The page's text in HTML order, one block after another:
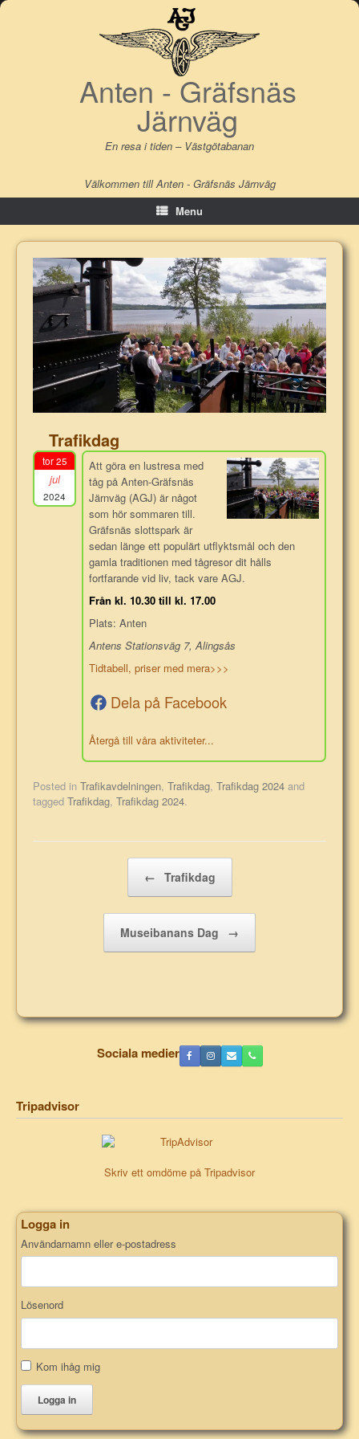
Skip
Anten - Gräfsnäs
Järnväg
En resa i tiden – Västgötabanan
Välkommen till Anten - Gräfsnäs Järnväg
Menu
Trafikdag
tor 25
jul
2024
Att göra en lustresa med
tåg på Anten-Gräfsnäs
Järnväg (AGJ) är något
som hör sommaren till.
Gräfsnäs slottspark är
sedan länge ett populärt utflyktsmål och den
gamla traditionen med tågresor dit hålls
fortfarande vid liv, tack vare AGJ.
Från kl. 10.30 till kl. 17.00
Plats: Anten
Antens Stationsväg 7, Alingsås
Tidtabell, priser med mera>>>
Dela på Facebook
Återgå till våra aktiviteter...
Posted in Trafikavdelningen, Trafikdag, Trafikdag 2024 and
tagged Trafikdag, Trafikdag 2024.
← Trafikdag
Museibanans Dag →
Sociala medier
Tripadvisor
Skriv ett omdöme på Tripadvisor
Logga in
Användarnamn eller e-postadress
Lösenord
Kom ihåg mig
Logga in